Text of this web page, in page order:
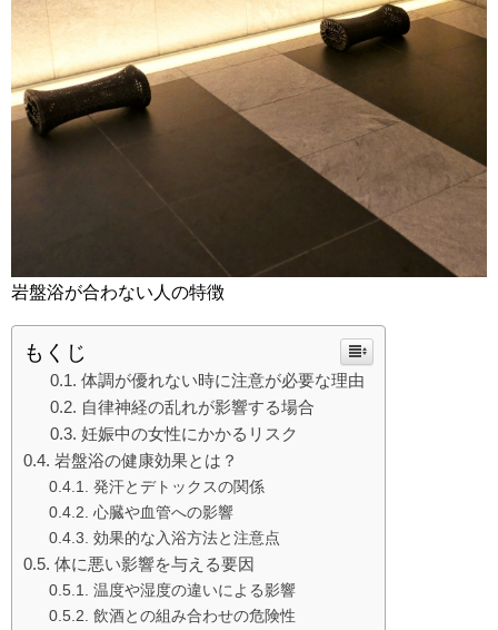
岩盤浴が合わない人の特徴
もくじ
体調が優れない時に注意が必要な理由
自律神経の乱れが影響する場合
妊娠中の女性にかかるリスク
岩盤浴の健康効果とは？
発汗とデトックスの関係
心臓や血管への影響
効果的な入浴方法と注意点
体に悪い影響を与える要因
温度や湿度の違いによる影響
飲酒との組み合わせの危険性